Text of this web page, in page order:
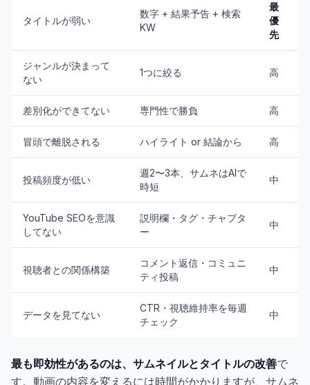
タイトルが弱い
数字 + 結果予告 + 検索
KW
最
優
先
ジャンルが決まって
ない
1つに絞る 高
差別化ができてない 専門性で勝負 高
冒頭で離脱される ハイライト or 結論から 高
投稿頻度が低い
週2〜3本、サムネはAIで
時短
中
YouTube SEOを意識
してない
説明欄・タグ・チャプタ
ー
中
視聴者との関係構築
コメント返信・コミュニ
ティ投稿
中
データを見てない
CTR・視聴維持率を毎週
チェック
中
最も即効性があるのは、サムネイルとタイトルの改善で
す。動画の内容を変えるには時間がかかりますが、サムネ